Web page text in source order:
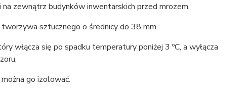
zewnątrz budynków inwentarskich przed mrozem.
sztucznego o średnicy do 38 mm.
włącza się po spadku temperatury poniżej 3 ºC, a wyłącza
go izolować.